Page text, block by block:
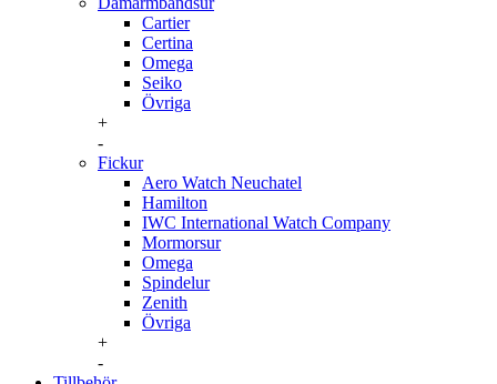
Cartier
Certina
Omega
Seiko
Övriga
+
-
Fickur
Aero Watch Neuchatel
Hamilton
IWC International Watch Company
Mormorsur
Omega
Spindelur
Zenith
Övriga
+
-